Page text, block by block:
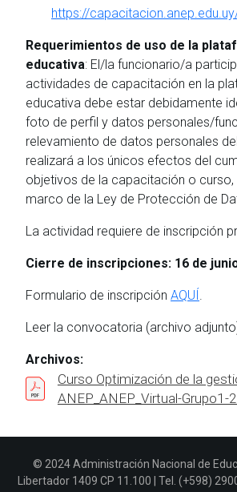
https://
Requerimientos de uso de la
educativa: El/la funcionario/a
actividades de capacitación en la
educativa debe estar debidamente
foto de perfil y datos personales/
relevamiento de datos personales
realizará a los únicos efectos del
objetivos de la capacitación o curso,
marco de la Ley de Protección de
La actividad requiere de inscripción
Cierre de inscripciones: 16 de
Formulario de inscripción AQUÍ .
Leer la convocatoria (archivo
Archivos:
Curso Optimización de la
ANEP_ANEP_Virtual-Grupo1-
© 2024 Administración Nacional de
Libertador 1409 CP 11.100 | Tel. (+598)